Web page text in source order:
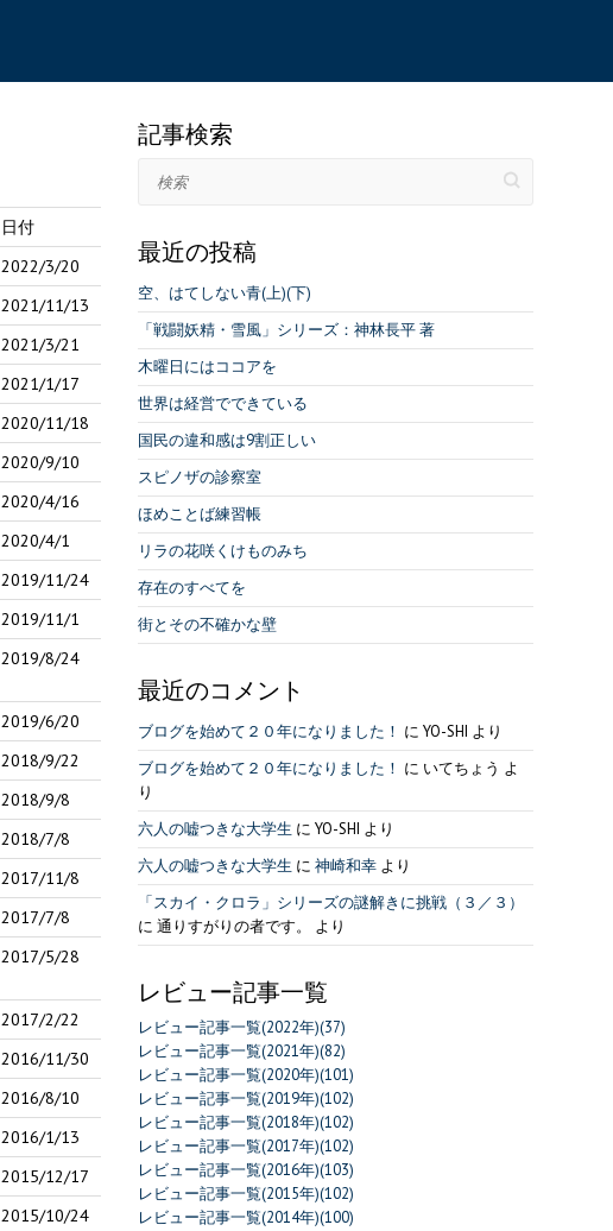
日付
2022/3/20
2021/11/13
2021/3/21
2021/1/17
2020/11/18
2020/9/10
2020/4/16
2020/4/1
2019/11/24
2019/11/1
2019/8/24
2019/6/20
2018/9/22
2018/9/8
2018/7/8
2017/11/8
2017/7/8
2017/5/28
2017/2/22
2016/11/30
2016/8/10
2016/1/13
2015/12/17
2015/10/24
記事検索
最近の投稿
空、はてしない青(上)(下)
「戦闘妖精・雪風」シリーズ：神林長平 著
木曜日にはココアを
世界は経営でできている
国民の違和感は9割正しい
スピノザの診察室
ほめことば練習帳
リラの花咲くけものみち
存在のすべてを
街とその不確かな壁
最近のコメント
ブログを始めて２０年になりました！ にYO-SHI より
ブログを始めて２０年になりました！ に いてちょう よ
り
六人の嘘つきな大学生 にYO-SHI より
六人の嘘つきな大学生 に神崎和幸 より
「スカイ・クロラ」シリーズの謎解きに挑戦（３／３）
に通りすがりの者です。 より
レビュー記事一覧
レビュー記事一覧(2022年)(37)
レビュー記事一覧(2021年)(82)
レビュー記事一覧(2020年)(101)
レビュー記事一覧(2019年)(102)
レビュー記事一覧(2018年)(102)
レビュー記事一覧(2017年)(102)
レビュー記事一覧(2016年)(103)
レビュー記事一覧(2015年)(102)
レビュー記事一覧(2014年)(100)